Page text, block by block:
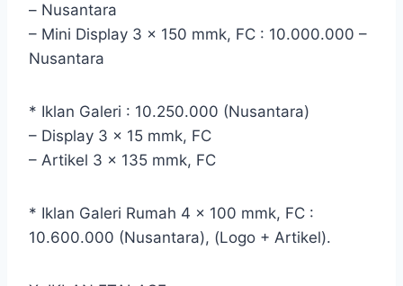
– Nusantara
– Mini Display 3 x 150 mmk, FC : 10.000.000 –
Nusantara
* Iklan Galeri : 10.250.000 (Nusantara)
– Display 3 x 15 mmk, FC
– Artikel 3 x 135 mmk, FC
* Iklan Galeri Rumah 4 x 100 mmk, FC :
10.600.000 (Nusantara), (Logo + Artikel).